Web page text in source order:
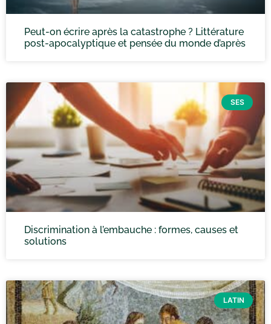
Peut-on écrire après la catastrophe ? Littérature
post-apocalyptique et pensée du monde d’après
SES
Discrimination à l’embauche : formes, causes et
solutions
LATIN